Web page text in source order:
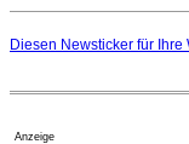
startet
Elena
Diesen Newsticker für Ihre
Anzeige